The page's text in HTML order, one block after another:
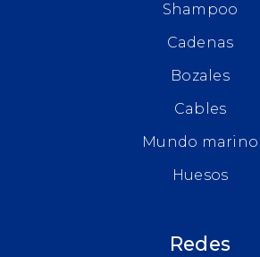
Shampoo
Cadenas
Bozales
Cables
Mundo marino
Huesos
Redes